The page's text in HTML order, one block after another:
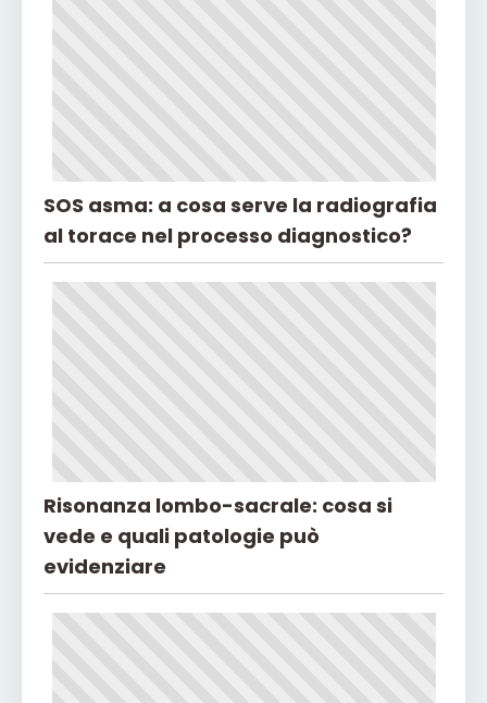
SOS asma: a cosa serve la radiografia
al torace nel processo diagnostico?
Risonanza lombo-sacrale: cosa si
vede e quali patologie può
evidenziare